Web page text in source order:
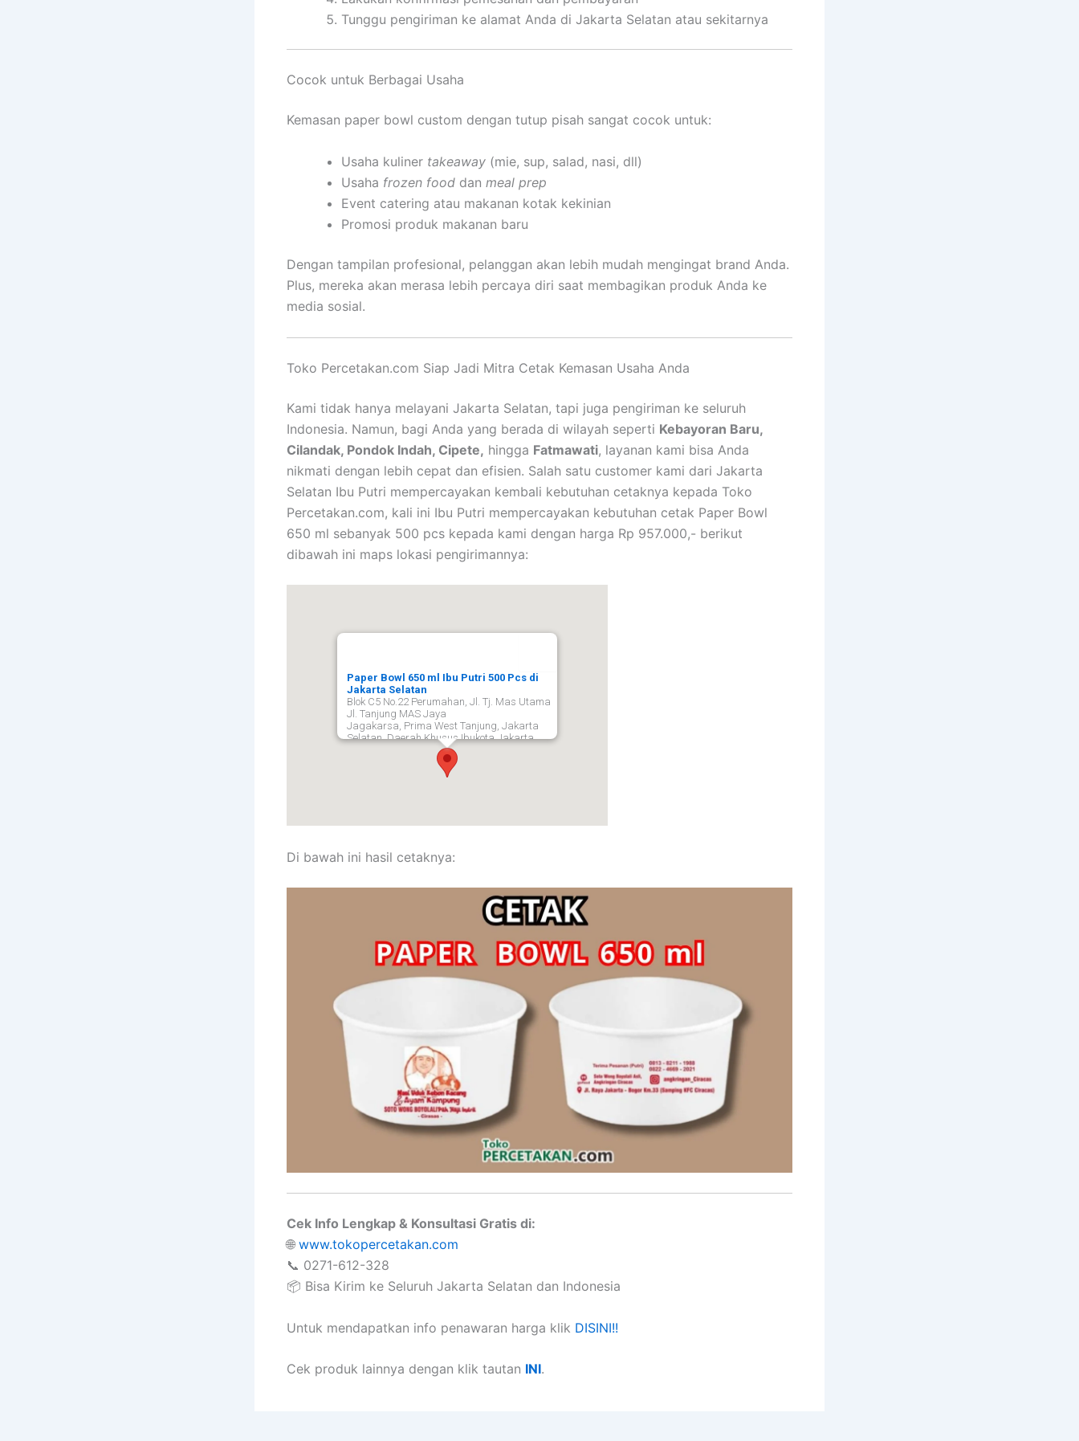
Tunggu pengiriman ke alamat Anda di Jakarta Selatan atau sekitarnya
Cocok untuk Berbagai Usaha
Kemasan paper bowl custom dengan tutup pisah sangat cocok untuk:
Usaha kuliner takeaway (mie, sup, salad, nasi, dll)
Usaha frozen food dan meal prep
Event catering atau makanan kotak kekinian
Promosi produk makanan baru
Dengan tampilan profesional, pelanggan akan lebih mudah mengingat brand Anda.
Plus, mereka akan merasa lebih percaya diri saat membagikan produk Anda ke
media sosial.
Toko Percetakan.com Siap Jadi Mitra Cetak Kemasan Usaha Anda
Kami tidak hanya melayani Jakarta Selatan, tapi juga pengiriman ke seluruh
Indonesia. Namun, bagi Anda yang berada di wilayah seperti Kebayoran Baru,
Cilandak, Pondok Indah, Cipete, hingga Fatmawati, layanan kami bisa Anda
nikmati dengan lebih cepat dan efisien. Salah satu customer kami dari Jakarta
Selatan Ibu Putri mempercayakan kembali kebutuhan cetaknya kepada Toko
Percetakan.com, kali ini Ibu Putri mempercayakan kebutuhan cetak Paper Bowl
650 ml sebanyak 500 pcs kepada kami dengan harga Rp 957.000,- berikut
dibawah ini maps lokasi pengirimannya:
Paper Bowl 650 ml Ibu Putri 500 Pcs di
Jakarta Selatan
Blok C5 No.22 Perumahan, Jl. Tj. Mas Utama
Jl. Tanjung MAS Jaya
Jagakarsa, Prima West Tanjung, Jakarta
Selatan, Daerah Khusus Ibukota Jakarta
12530
Di bawah ini hasil cetaknya:
Cek Info Lengkap & Konsultasi Gratis di:
🌐 www.tokopercetakan.com
📞 0271-612-328
📦 Bisa Kirim ke Seluruh Jakarta Selatan dan Indonesia
Untuk mendapatkan info penawaran harga klik DISINI!!
Cek produk lainnya dengan klik tautan INI.